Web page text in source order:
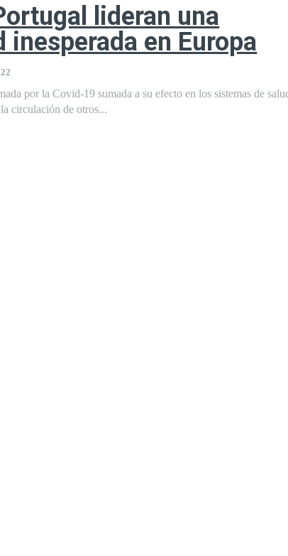
lideran una
inesperada en Europa
por la Covid-19 sumada a su efecto en los sistemas de
circulación de otros...